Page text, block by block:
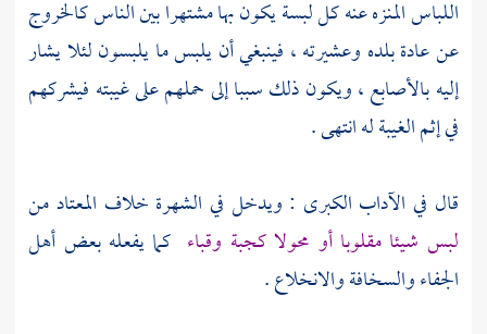
اللباس المنزه عنه كل لبسة يكون بها مشتهرا بين الناس كالخروج
عن عادة بلده وعشيرته ، فينبغي أن يلبس ما يلبسون لئلا يشار
إليه بالأصابع ، ويكون ذلك سببا إلى حملهم على غيبته فيشركهم
في إثم الغيبة له انتهى .
قال في الآداب الكبرى : ويدخل في الشهرة خلاف المعتاد من
لبس شيئا مقلوبا أو محولا كجبة وقباء كما يفعله بعض أهل
الجفاء والسخافة والانخلاع .